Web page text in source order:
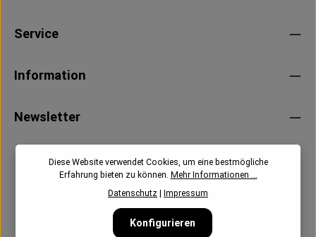
Service
Information
Newsletter
Diese Website verwendet Cookies, um eine bestmögliche
Erfahrung bieten zu können. Mehr Informationen ...
Datenschutz
Impressum
Konfigurieren